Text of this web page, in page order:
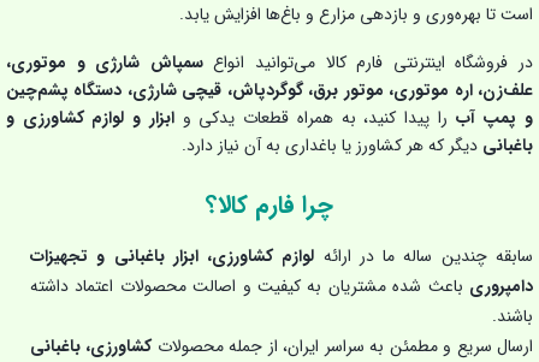
است تا بهره‌وری و بازدهی مزارع و باغ‌ها افزایش یابد.
در فروشگاه اینترنتی فارم کالا می‌توانید انواعسمپاش شارژی و موتوری،
علف‌زن، اره موتوری، موتور برق، گوگردپاش، قیچی شارژی، دستگاه پشم‌چین
و پمپ آب را پیدا کنید، به همراه قطعات یدکی وابزار و لوازم کشاورزی و
باغبانی دیگر که هر کشاورز یا باغداری به آن نیاز دارد.
چرا فارم کالا؟
سابقه چندین ساله ما در ارائه لوازم کشاورزی، ابزار باغبانی و تجهیزات
دامپروری باعث شده مشتریان به کیفیت و اصالت محصولات اعتماد داشته
باشند.
ارسال سریع و مطمئن به سراسر ایران، از جمله محصولاتکشاورزی، باغبانی